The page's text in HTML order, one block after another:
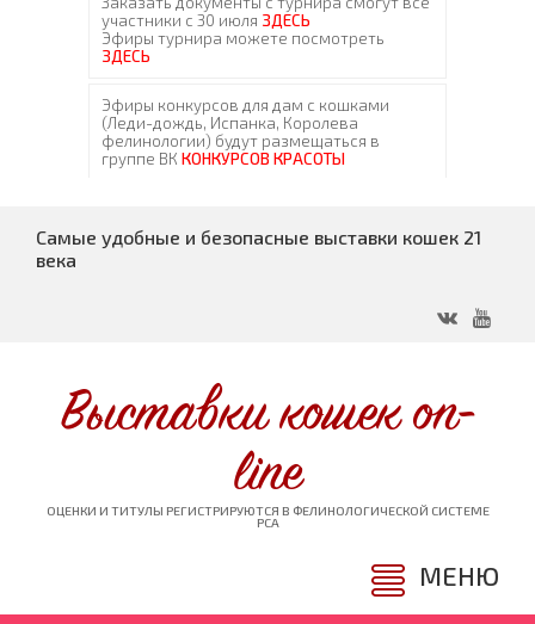
Самые удобные и безопасные выставки кошек 21
века
Выставки кошек on-
line
ОЦЕНКИ И ТИТУЛЫ РЕГИСТРИРУЮТСЯ В ФЕЛИНОЛОГИЧЕСКОЙ СИСТЕМЕ
PCA
МЕНЮ